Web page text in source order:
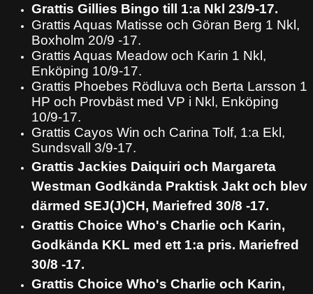
Grattis Gillies Bingo till 1:a Nkl 23/9-17.
Grattis Aquas Matisse och Göran Berg 1 Nkl,
Boxholm 20/9 -17.
Grattis Aquas Meadow och Karin 1 Nkl,
Enköping 10/9-17.
Grattis Phoebes Rödluva och Berta Larsson 1
HP och Provbäst med VP i Nkl, Enköping
10/9-17.
Grattis Cayos Win och Carina Tolf, 1:a Ekl,
Sundsvall 3/9-17.
Grattis Jackies Daiquiri och Margareta
Westman Godkända Praktisk Jakt och blev
därmed SEJ(J)CH, Mariefred 30/8 -17.
Grattis Choice Who's Charlie och Karin,
Godkända KKL med ett 1:a pris. Mariefred
30/8 -17.
Grattis Choice Who's Charlie och Karin,